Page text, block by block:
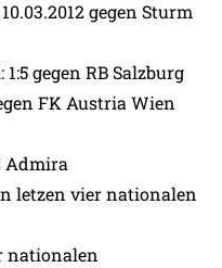
gegen Sturm
gegen RB Salzburg
FK Austria Wien
Admira
letzen vier nationalen
nationalen